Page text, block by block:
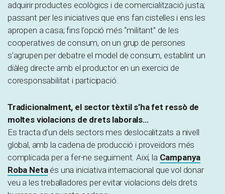
adquirir productes ecològics i de comercialització justa;
passant per les iniciatives que ens fan cistelles i ens les
apropen a casa; fins l’opció més “militant” de les
cooperatives de consum, on un grup de persones
s’agrupen per debatre el model de consum, establint un
diàleg directe amb el productor en un exercici de
coresponsabilitat i participació.
Tradicionalment, el sector tèxtil s’ha fet ressò de
moltes violacions de drets laborals…
Es tracta d’un dels sectors mes deslocalitzats a nivell
global, amb la cadena de producció i proveïdors més
complicada per a fer-ne seguiment. Així, la Campanya
Roba Netaés una iniciativa internacional que vol donar
veu a les treballadores per evitar violacions dels drets